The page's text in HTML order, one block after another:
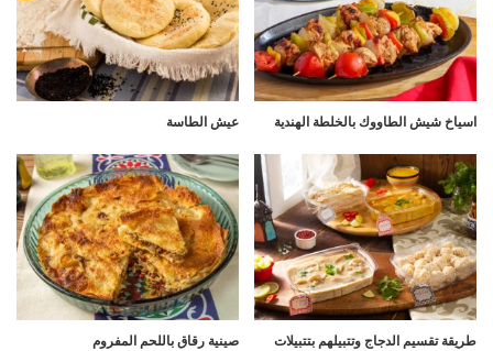
اسياخ شيش الطاووك بالخلطة الهندية عيش الطاسة
طريقة تقسيم الدجاج وتتبيلهم بتتبيلات
صينية رقاق باللحم المفروم